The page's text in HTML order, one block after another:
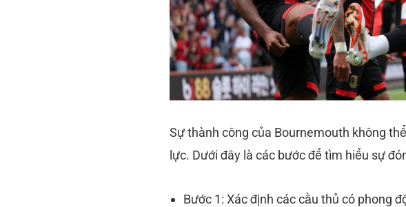
Sự thành công của Bournemouth không
lực. Dưới đây là các bước để tìm hiểu sự
Bước 1: Xác định các cầu thủ có phong